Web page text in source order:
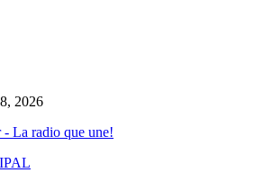
2026
- La radio que une!